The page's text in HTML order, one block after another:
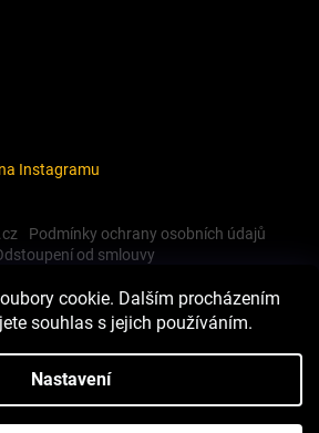
cookie. Dalším procházením
souhlas s jejich používáním.
Nastavení
Instagramu
Podmínky ochrany osobních údajů
od smlouvy